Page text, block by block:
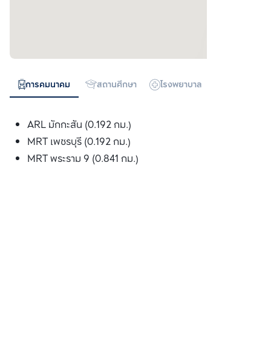
การคมนาคม สถานศึกษา โรงพยาบาล
ARL มักกะสัน (0.192 กม.)
MRT เพชรบุรี (0.192 กม.)
MRT พระราม 9 (0.841 กม.)